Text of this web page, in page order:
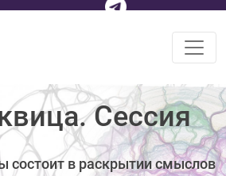
Сессия
состоит в раскрытии смыслов